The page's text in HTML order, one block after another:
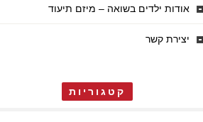
אודות ילדים בשואה – מיזם תיעוד
יצירת קשר
קטגוריות